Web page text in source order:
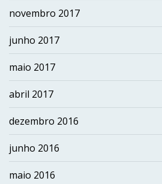
novembro 2017
junho 2017
maio 2017
abril 2017
dezembro 2016
junho 2016
maio 2016